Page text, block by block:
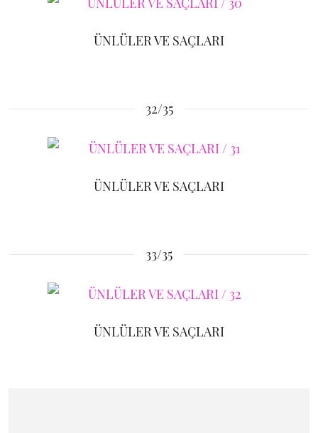
ÜNLÜLER VE SAÇLARI
32/35
ÜNLÜLER VE SAÇLARI
33/35
ÜNLÜLER VE SAÇLARI